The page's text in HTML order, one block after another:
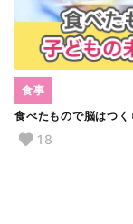
食べたもので脳はつ
食事
18